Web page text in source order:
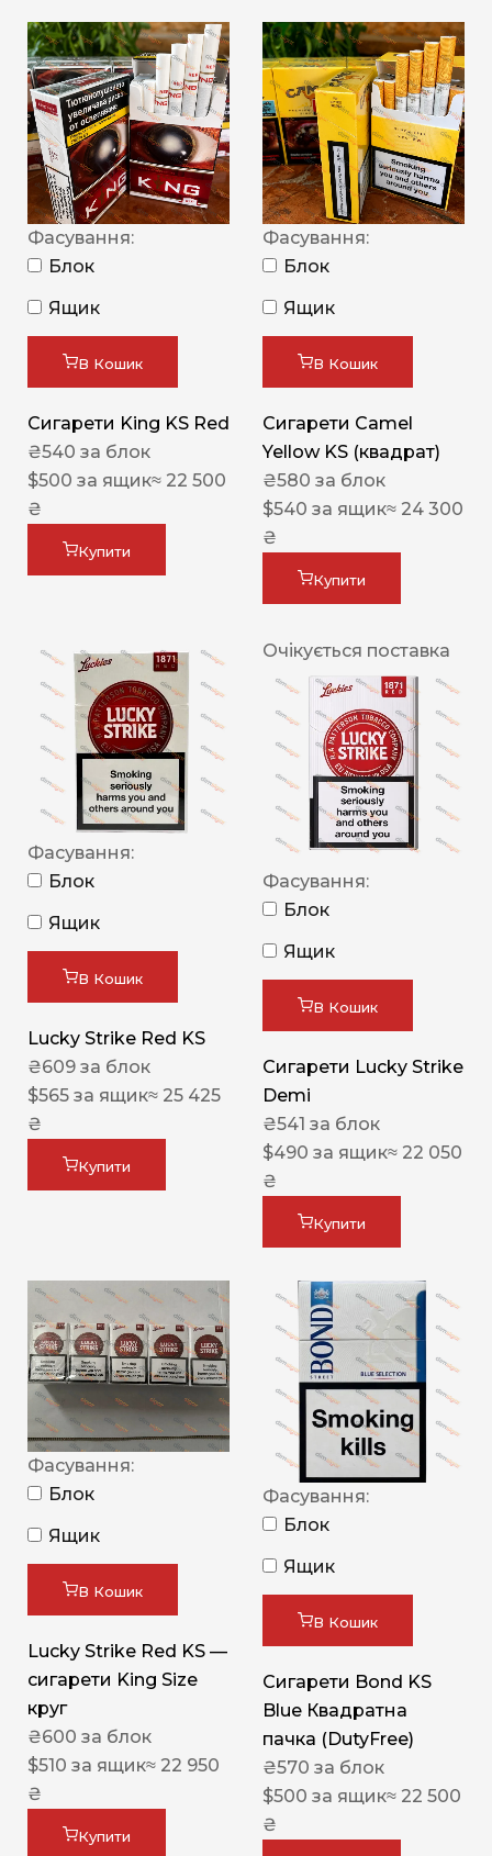
Фасування:
Блок
Ящик
В Кошик
Сигарети King KS Red
₴540 за блок
$500 за ящик≈ 22 500
₴
Купити
Фасування:
Блок
Ящик
В Кошик
Сигарети Camel
Yellow KS (квадрат)
₴580 за блок
$540 за ящик≈ 24 300
₴
Купити
Фасування:
Блок
Ящик
В Кошик
Lucky Strike Red KS
₴609 за блок
$565 за ящик≈ 25 425
₴
Купити
Очікується поставка
Фасування:
Блок
Ящик
В Кошик
Сигарети Lucky Strike
Demi
₴541 за блок
$490 за ящик≈ 22 050
₴
Купити
Фасування:
Блок
Ящик
В Кошик
Lucky Strike Red KS —
сигарети King Size
круг
₴600 за блок
$510 за ящик≈ 22 950
₴
Купити
Фасування:
Блок
Ящик
В Кошик
Сигарети Bond KS
Blue Квадратна
пачка (DutyFree)
₴570 за блок
$500 за ящик≈ 22 500
₴